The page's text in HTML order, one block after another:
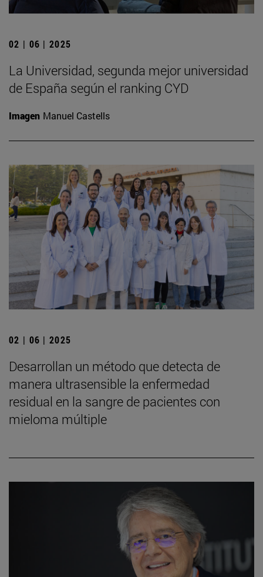
02 | 06 | 2025
La Universidad, segunda mejor universidad
de España según el ranking CYD
Imagen Manuel Castells
02 | 06 | 2025
Desarrollan un método que detecta de
manera ultrasensible la enfermedad
residual en la sangre de pacientes con
mieloma múltiple